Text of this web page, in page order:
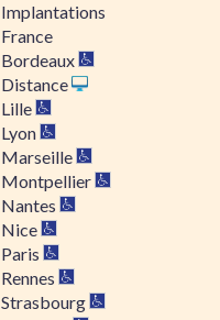
Implantations
France
Bordeaux
Distance
Lille
Lyon
Marseille
Montpellier
Nantes
Nice
Paris
Rennes
Strasbourg